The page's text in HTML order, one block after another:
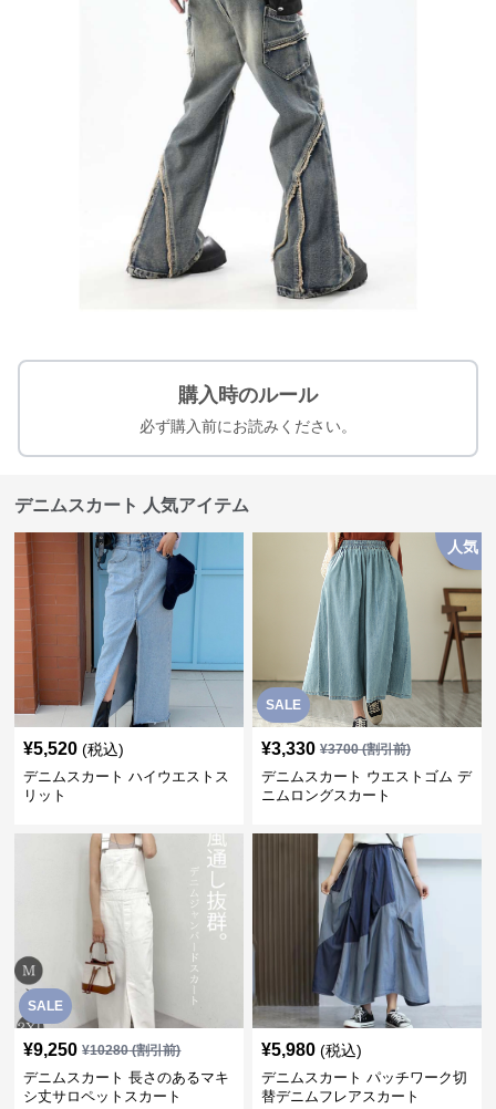
購入時のルール
必ず購入前にお読みください。
デニムスカート 人気アイテム
¥5,520 (税込)
デニムスカート ハイウエストス
リット
SALE
人気
¥3,330 ¥3700(割引前)
デニムスカート ウエストゴム デ
ニムロングスカート
SALE
¥9,250 ¥10280(割引前)
デニムスカート 長さのあるマキ
シ丈サロペットスカート
¥5,980 (税込)
デニムスカート パッチワーク切
替デニムフレアスカート